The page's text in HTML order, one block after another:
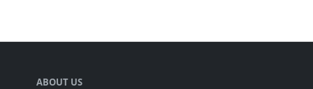
ABOUT US